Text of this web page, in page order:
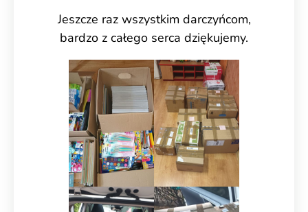
Jeszcze raz wszystkim darczyńcom,
bardzo z całego serca dziękujemy.